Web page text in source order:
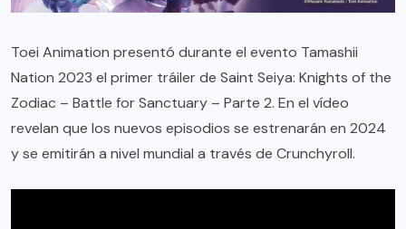
Toei Animation presentó durante el evento Tamashii
Nation 2023 el primer tráiler de Saint Seiya: Knights of the
Zodiac – Battle for Sanctuary – Parte 2. En el vídeo
revelan que los nuevos episodios se estrenarán en 2024
y se emitirán a nivel mundial a través de Crunchyroll.